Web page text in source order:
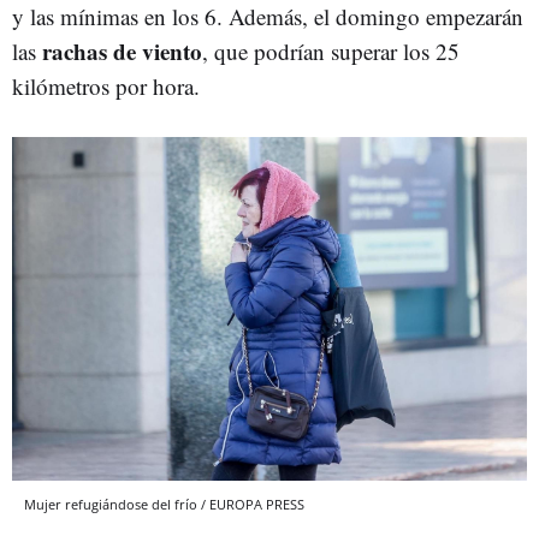
y las mínimas en los 6. Además, el domingo empezarán
las rachas de viento, que podrían superar los 25
kilómetros por hora.
Mujer refugiándose del frío / EUROPA PRESS